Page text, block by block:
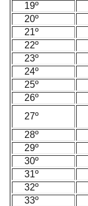
19º
20º
21º
22º
23º
24º
25º
26º
27º
28º
29º
30º
31º
32º
33º